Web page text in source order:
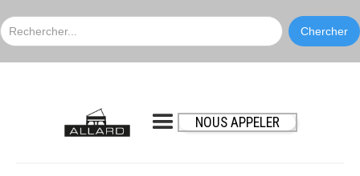
NOUS APPELER